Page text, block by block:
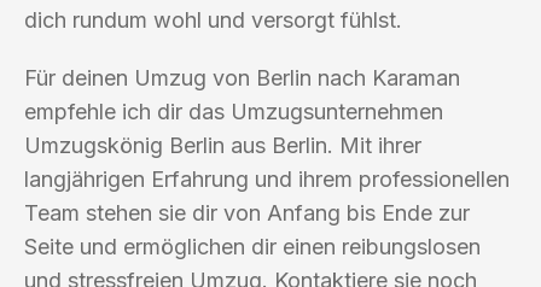
dich rundum wohl und versorgt fühlst.
Für deinen Umzug von Berlin nach Karaman
empfehle ich dir das Umzugsunternehmen
Umzugskönig Berlin aus Berlin. Mit ihrer
langjährigen Erfahrung und ihrem professionellen
Team stehen sie dir von Anfang bis Ende zur
Seite und ermöglichen dir einen reibungslosen
und stressfreien Umzug. Kontaktiere sie noch